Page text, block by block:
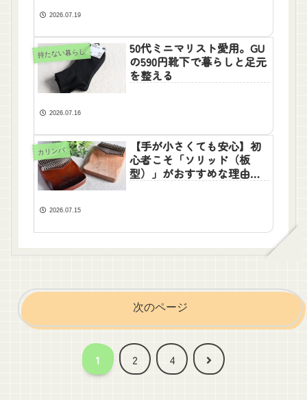
2026.07.19
持たない暮らし
50代ミニマリスト愛用。GU
の590円靴下で暮らしと足元
を整える
2026.07.16
カリンバ
【手が小さくても安心】初
心者こそ「ソリッド（板
型）」がおすすめな理由
2026.07.15
次のページ
1 2 4
次